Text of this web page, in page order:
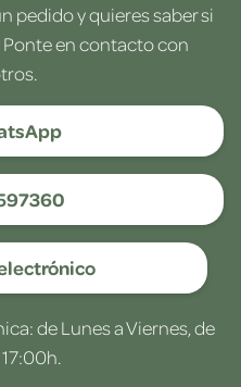
pedido y quieres saber si
en contacto con
de Lunes a Viernes, de